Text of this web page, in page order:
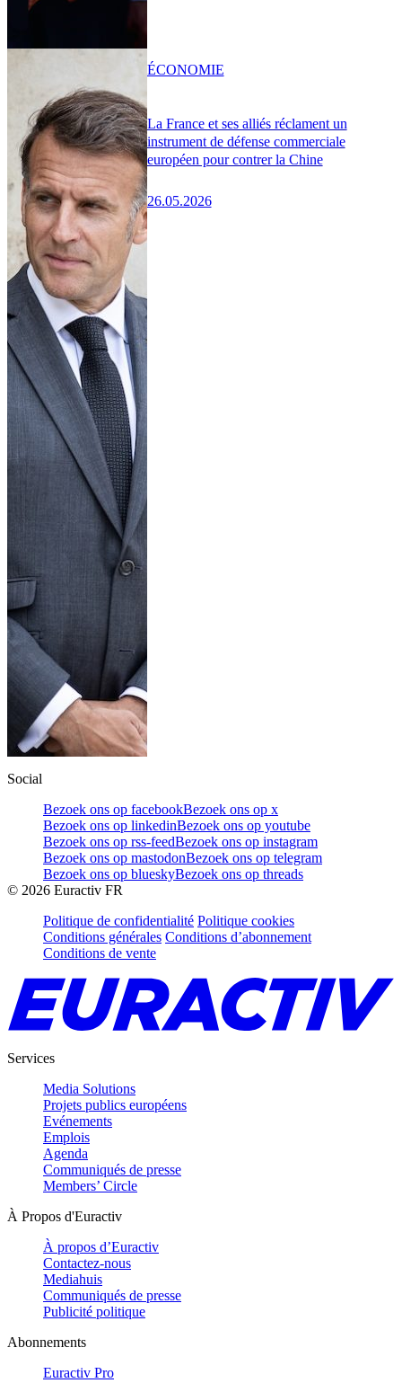
La France et ses alliés réclament un
instrument de défense commerciale
européen pour contrer la Chine
26.05.2026
ÉCONOMIE
Social
Bezoek ons op facebookBezoek ons op x
Bezoek ons op linkedinBezoek ons op youtube
Bezoek ons op rss-feedBezoek ons op instagram
Bezoek ons op mastodonBezoek ons op telegram
Bezoek ons op blueskyBezoek ons op threads
© 2026 Euractiv FR
Politique de confidentialité Politique cookies
Conditions générales Conditions d’abonnement
Conditions de vente
Services
Media Solutions
Projets publics européens
Evénements
Emplois
Agenda
Communiqués de presse
Members’ Circle
À Propos d'Euractiv
À propos d’Euractiv
Contactez-nous
Mediahuis
Communiqués de presse
Publicité politique
Abonnements
Euractiv Pro